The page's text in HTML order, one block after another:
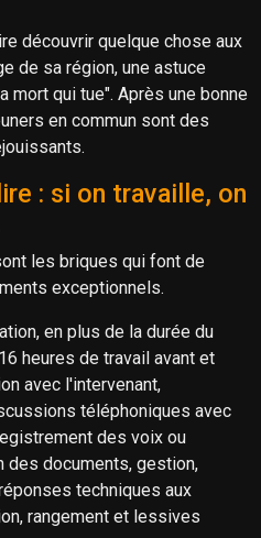
découvrir quelque chose aux
de sa région, une astuce
mort qui tue". Après une bonne
en commun sont des
: si on travaille, on
les briques qui font de
exceptionnels.
en plus de la durée du
heures de travail avant et
avec l'intervenant,
téléphoniques avec
des voix ou
des documents, gestion,
techniques aux
rangement et lessives